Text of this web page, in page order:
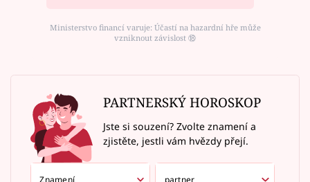
Ministerstvo financí varuje: Účastí na hazardní hře může
vzniknout závislost ⑱
PARTNERSKÝ HOROSKOP
Jste si souzení? Zvolte znamení a
zjistěte, jestli vám hvězdy přejí.